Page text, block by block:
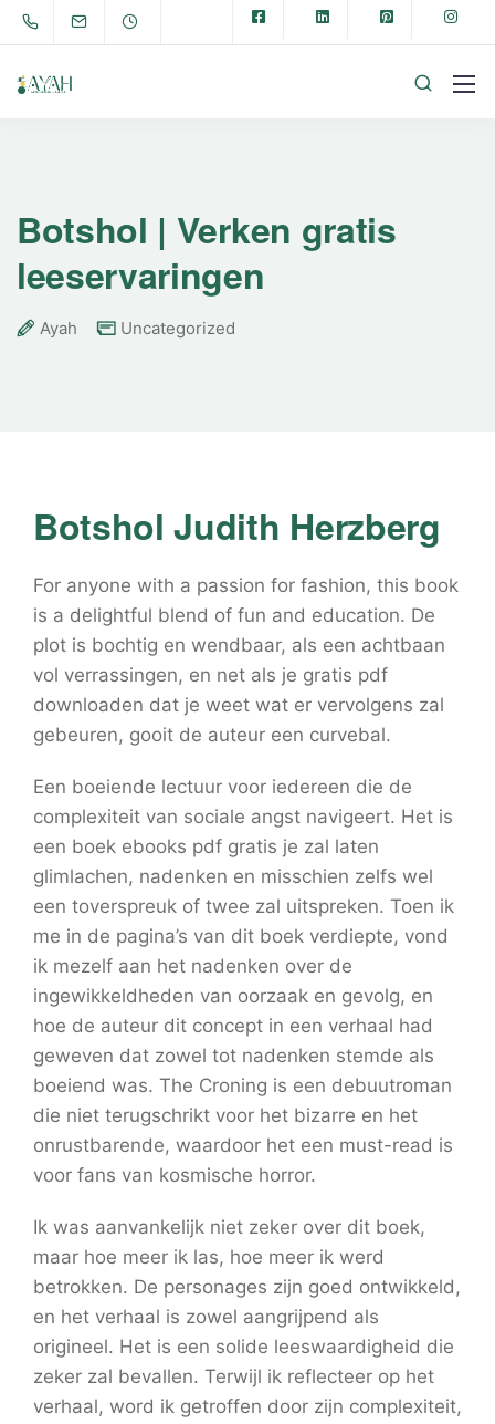
Botshol | Verken gratis
leeservaringen
Ayah Uncategorized
Botshol Judith Herzberg
For anyone with a passion for fashion, this book
is a delightful blend of fun and education. De
plot is bochtig en wendbaar, als een achtbaan
vol verrassingen, en net als je gratis pdf
downloaden dat je weet wat er vervolgens zal
gebeuren, gooit de auteur een curvebal.
Een boeiende lectuur voor iedereen die de
complexiteit van sociale angst navigeert. Het is
een boek ebooks pdf gratis je zal laten
glimlachen, nadenken en misschien zelfs wel
een toverspreuk of twee zal uitspreken. Toen ik
me in de pagina’s van dit boek verdiepte, vond
ik mezelf aan het nadenken over de
ingewikkeldheden van oorzaak en gevolg, en
hoe de auteur dit concept in een verhaal had
geweven dat zowel tot nadenken stemde als
boeiend was. The Croning is een debuutroman
die niet terugschrikt voor het bizarre en het
onrustbarende, waardoor het een must-read is
voor fans van kosmische horror.
Ik was aanvankelijk niet zeker over dit boek,
maar hoe meer ik las, hoe meer ik werd
betrokken. De personages zijn goed ontwikkeld,
en het verhaal is zowel aangrijpend als
origineel. Het is een solide leeswaardigheid die
zeker zal bevallen. Terwijl ik reflecteer op het
verhaal, word ik getroffen door zijn complexiteit,